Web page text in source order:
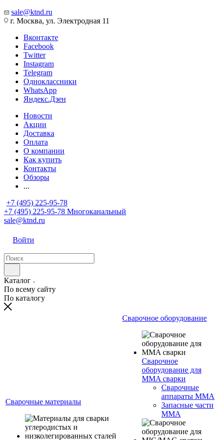
sale@ktnd.ru
г. Москва, ул. Электродная 11
Вконтакте
Facebook
Twitter
Instagram
Telegram
Одноклассники
WhatsApp
Яндекс.Дзен
Новости
Акции
Доставка
Оплата
О компании
Как купить
Контакты
Обзоры
...
+7 (495) 225-95-78
+7 (495) 225-95-78 Многоканальный
sale@ktnd.ru
Войти
Каталог
По всему сайту
По каталогу
Сварочные материалы
Сварочное оборудование
Сварочное
оборудование для
MMA сварки
Сварочные
аппараты MMA
Запасные части
MMA